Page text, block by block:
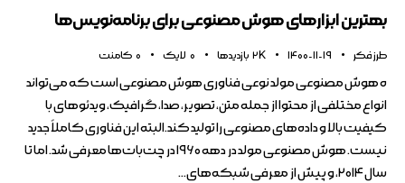
بهترین ابزارهای هوش مصنوعی برای برنامه‌نویس‌ها
طرز فکر 1400-11-19
2K بازدیدها 0 لایک 0 کامنت
ه هوش مصنوعی مولد نوعی فناوری هوش مصنوعی است که می‌تواند
انواع مختلفی از محتوا از جمله متن، تصویر، صدا، گرافیک، ویدئوهای با
کیفیت بالا و داده‌های مصنوعی را تولید کند.البته این فناوری کاملاً جدید
نیست. هوش مصنوعی مولد در دهه ۱۹۶۰ در چت‌بات‌ها معرفی شد. اما تا
سال ۲۰۱۴، و پیش از معرفی شبکه‌های…